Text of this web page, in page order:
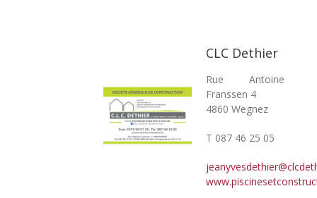
CLC Dethier
Rue Antoine
Franssen 4
4860 Wegnez
T 087 46 25 05